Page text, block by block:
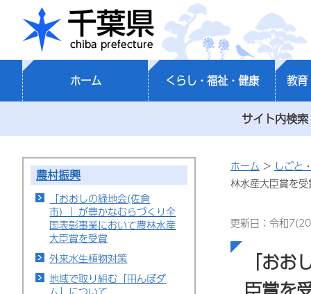
千葉県
ホーム くらし・福祉・健康 教育
サイト内検索
農村振興
「おおしの緑地会(佐倉
市）」が豊かなむらづくり全
国表彰事業において農林水産
大臣賞を受賞
外来水生植物対策
地域で取り組む「田んぼダ
ホーム > しごと
林水産大臣賞を受
更新日：令和
「お